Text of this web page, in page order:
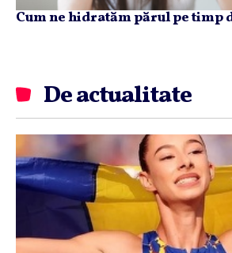
Cum ne hidratăm părul pe timp
De actualitate